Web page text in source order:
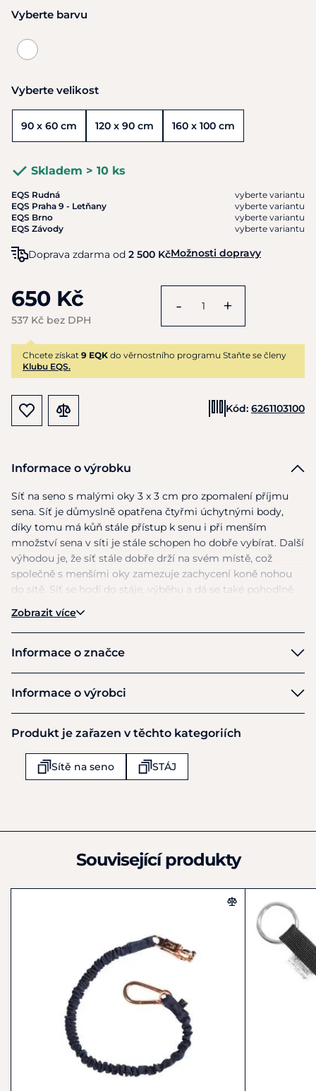
Vyberte barvu
Vyberte velikost
90 x 60 cm 120 x 90 cm 160 x 100 cm
Skladem > 10 ks
EQS Rudná
vyberte variantu
EQS Praha 9 - Letňany
vyberte variantu
EQS Brno
vyberte variantu
EQS Závody
vyberte variantu
Doprava zdarma od 2 500 KčMožnosti dopravy
650 Kč
537 Kč bez DPH
- +
Chcete získat 9 EQK do věrnostního programu Staňte se členy
Klubu EQS.
Kód: 6261103100
Informace o výrobku
Síť na seno s malými oky 3 x 3 cm pro zpomalení příjmu
sena. Síť je důmyslně opatřena čtyřmi úchytnými body,
díky tomu má kůň stále přístup k senu i při menším
množství sena v síti je stále schopen ho dobře vybírat. Další
výhodou je, že síť stále dobře drží na svém místě, což
společně s menšími oky zamezuje zachycení koně nohou
do sítě. Síť se hodí do stáje, výběhu a dá se také pohodlně
cma 160x100 cm. Barva: bílá. Materiál: 100% syntetika.
Zobrazit více
Informace o značce
Kerbl
Informace o výrobci
Kerbl Albert
Felizenzell 9 Postfach 54
Buchbach
info@kerbl.com
Produkt je zařazen v těchto kategoriích
Sítě na seno STÁJ
Související produkty